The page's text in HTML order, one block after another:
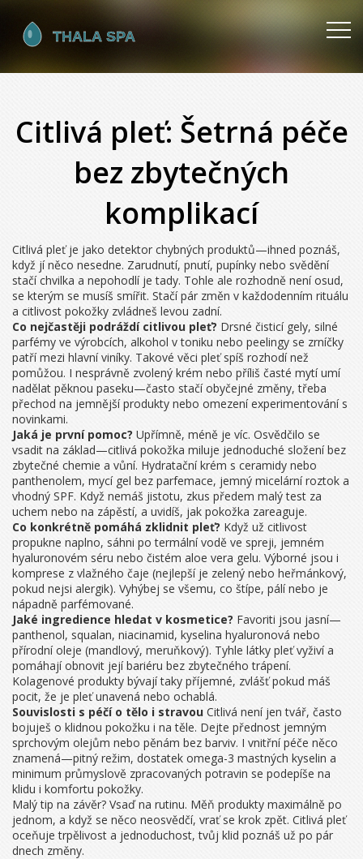
Citlivá pleť: Šetrná péče
bez zbytečných
komplikací
Citlivá pleť je jako detektor chybných produktů—ihned poznáš,
když jí něco nesedne. Zarudnutí, pnutí, pupínky nebo svědění
stačí chvilka a nepohodlí je tady. Tohle ale rozhodně není osud,
se kterým se musíš smířit. Stačí pár změn v každodenním rituálu
a citlivost pokožky zvládneš levou zadní.
Co nejčastěji podráždí citlivou pleť? Drsné čisticí gely, silné
parfémy ve výrobcích, alkohol v toniku nebo peelingy se zrníčky
patří mezi hlavní viníky. Takové věci pleť spíš rozhodí než
pomůžou. I nesprávně zvolený krém nebo příliš časté mytí umí
nadělat pěknou paseku—často stačí obyčejné změny, třeba
přechod na jemnější produkty nebo omezení experimentování s
novinkami.
Jaká je první pomoc? Upřímně, méně je víc. Osvědčilo se
vsadit na základ—citlivá pokožka miluje jednoduché složení bez
zbytečné chemie a vůní. Hydratační krém s ceramidy nebo
panthenolem, mycí gel bez parfemace, jemný micelární roztok a
vhodný SPF. Když nemáš jistotu, zkus předem malý test za
uchem nebo na zápěstí, a uvidíš, jak pokožka zareaguje.
Co konkrétně pomáhá zklidnit pleť? Když už citlivost
propukne naplno, sáhni po termální vodě ve spreji, jemném
hyaluronovém séru nebo čistém aloe vera gelu. Výborné jsou i
komprese z vlažného čaje (nejlepší je zelený nebo heřmánkový,
pokud nejsi alergik). Vyhýbej se všemu, co štípe, pálí nebo je
nápadně parfémované.
Jaké ingredience hledat v kosmetice? Favoriti jsou jasní—
panthenol, squalan, niacinamid, kyselina hyaluronová nebo
přírodní oleje (mandlový, meruňkový). Tyhle látky pleť vyživí a
pomáhají obnovit její bariéru bez zbytečného trápení.
Kolagenové produkty bývají taky příjemné, zvlášť pokud máš
pocit, že je pleť unavená nebo ochablá.
Souvislosti s péčí o tělo i stravou Citlivá není jen tvář, často
bojuješ o klidnou pokožku i na těle. Dejte přednost jemným
sprchovým olejům nebo pěnám bez barviv. I vnitřní péče něco
znamená—pitný režim, dostatek omega-3 mastných kyselin a
minimum průmyslově zpracovaných potravin se podepíše na
klidu i komfortu pokožky.
Malý tip na závěr? Vsaď na rutinu. Měň produkty maximálně po
jednom, a když se něco neosvědčí, vrať se krok zpět. Citlivá pleť
oceňuje trpělivost a jednoduchost, tvůj klid poznáš už po pár
dnech změny.